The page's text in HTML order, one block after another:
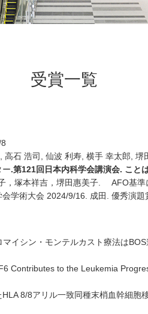
受賞一覧
石 浩司, 仙波 利寿, 横手 幸太郎, 堺
ー.第121回日本内科学会講演会. こと
，塚本祥吉，堺田惠美子. AFO基
学術大会 2024/9/16. 成田. 優秀演題
イシン・モンテルカスト療法は
Contributes to the Leukemia
8/8アリル一致同種末梢血幹細胞